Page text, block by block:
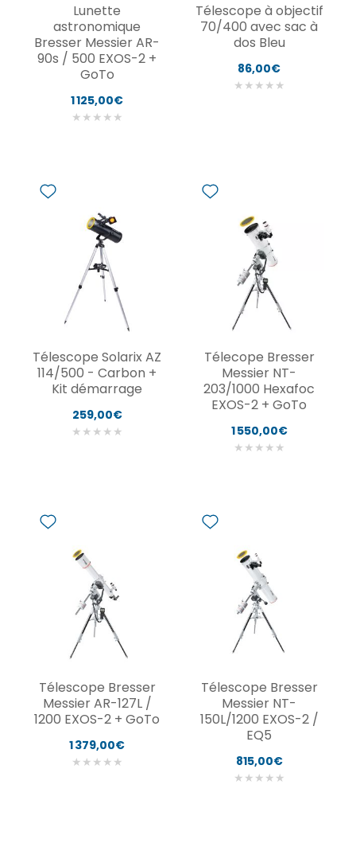
Lunette
astronomique
Bresser Messier AR-
90s / 500 EXOS-2 +
GoTo
1 125,00€
★ ★ ★ ★ ★
Télescope à objectif
70/400 avec sac à
dos Bleu
86,00€
★ ★ ★ ★ ★
Télescope Solarix AZ
114/500 - Carbon +
Kit démarrage
259,00€
★ ★ ★ ★ ★
Télecope Bresser
Messier NT-
203/1000 Hexafoc
EXOS-2 + GoTo
1 550,00€
★ ★ ★ ★ ★
Télescope Bresser
Messier AR-127L /
1200 EXOS-2 + GoTo
1 379,00€
★ ★ ★ ★ ★
Télescope Bresser
Messier NT-
150L/1200 EXOS-2 /
EQ5
815,00€
★ ★ ★ ★ ★